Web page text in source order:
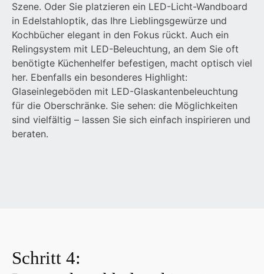
Szene. Oder Sie platzieren ein LED-Licht-Wandboard
in Edelstahloptik, das Ihre Lieblingsgewürze und
Kochbücher elegant in den Fokus rückt. Auch ein
Relingsystem mit LED-Beleuchtung, an dem Sie oft
benötigte Küchenhelfer befestigen, macht optisch viel
her. Ebenfalls ein besonderes Highlight:
Glaseinlegeböden mit LED-Glaskantenbeleuchtung
für die Oberschränke. Sie sehen: die Möglichkeiten
sind vielfältig – lassen Sie sich einfach inspirieren und
beraten.
Schritt 4: